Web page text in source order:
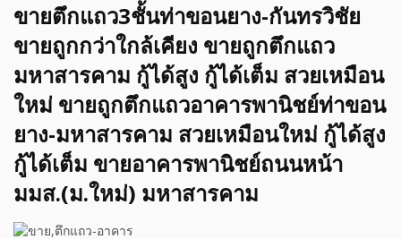
ขายตึกแถว3ชั้นท่าขอนยาง-กันทรวิชัย
ขายถูกกว่าใกล้เคียง ขายถูกตึกแถว
มหาสารคาม กู้ได้สูง กู้ได้เต็ม สวยเหมือน
ใหม่ ขายถูกตึกแถวอาคารพานิชย์ท่าขอน
ยาง-มหาสารคาม สวยเหมือนใหม่ กู้ได้สูง
กู้ได้เต็ม ขายอาคารพานิชย์ถนนหน้า
มมส.(ม.ใหม่) มหาสารคาม